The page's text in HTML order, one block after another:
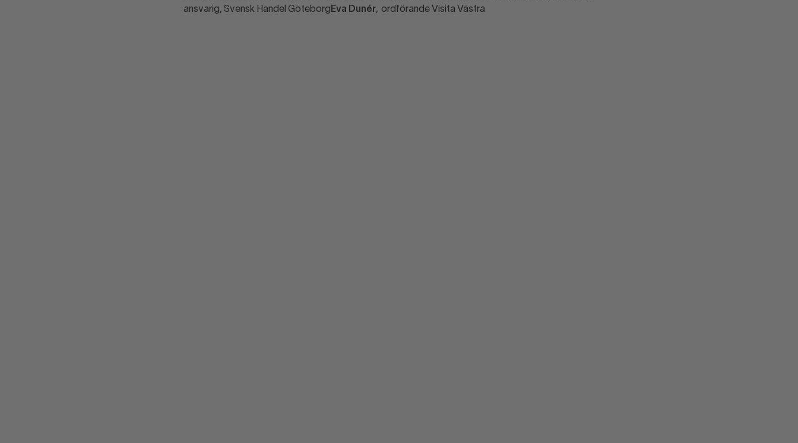
ansvarig, Svensk Handel Göteborg Eva Dunér, ordförande Visita Västra